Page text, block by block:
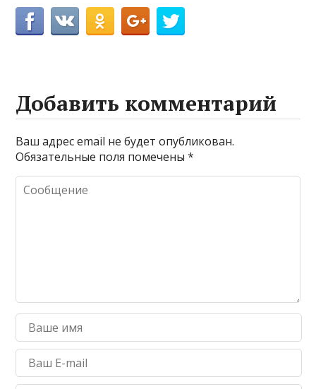
Добавить комментарий
Ваш адрес email не будет опубликован.
Обязательные поля помечены*